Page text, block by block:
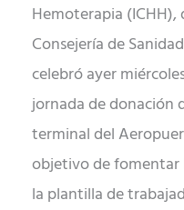
Hemoterapia
Consejería de
celebró ayer
jornada de donación
terminal del
objetivo de fomentar
la plantilla de